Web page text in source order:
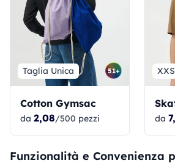
Taglia Unica 51+
Cotton Gymsac
da 2,08/500 pezzi da
Funzionalità e Convenienza